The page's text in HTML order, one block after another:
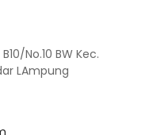
No.10 BW Kec.
LAmpung